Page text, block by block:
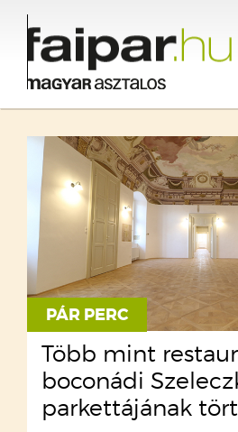
PÁR PERC
Több mint
boconádi
parkettájának